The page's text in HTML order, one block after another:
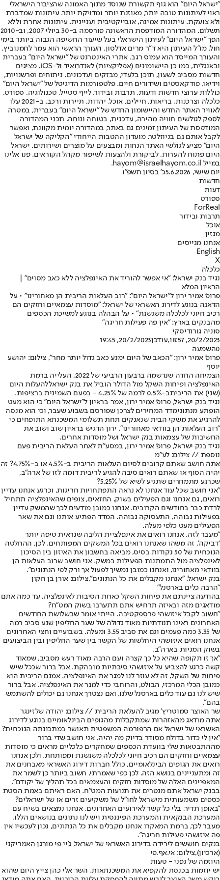
"ישראל היום" הוא גוף תקשורת שנוסד מתוך האמונה שהציבור הישראלי
ראוי לעיתונות טובה יותר, מאוזנת יותר ומדויקת יותר. עיתונות שמדברת
ולא צועקת. עיתונות אמינה, אובייקטיבית ועניינית. עיתונות אחרת וללא
תשלום. המהדורה המודפסת הראשונה פורסמה ב-30 ביולי 2007, וב-2010
הפך "ישראל היום" לעיתון הישראלי בעל שיעור החשיפה הגבוה ביותר בימי
חול. מו"ל העיתון היא ד"ר מרים אדלסון. העורך הראשי הוא עמר לחמנוביץ,
והעורך המייסד הוא עמוס רגב. אתרי האינטרנט של "ישראל היום" בעברית
ובאנגלית, כמו כן היישומונים (אפליקציות) לאנדרואיד ול-iOS, מציגים
חדשות מסביב לשעון, תוכן בלעדי, מבזקים ועדכונים, ניתוחים ופרשנויות,
וידיאו, פודקאסטים ושידורים חיים. פלטפורמות הדיגיטל של "ישראל היום"
כוללות ערוצי חדשות ודעות, תרבות ובידור, לייף סטייל, טכנולוגיה, ספורט,
כלכלה וצרכנות, בריאות, חיילים, אוכל, יהדות, תיירות ורכב. ב-2021 עלו
לאוויר האתר החדש והיישומון החדש של "ישראל היום" בעברית, במטרה
לספק לגולשים חוויה מהירה, עדכנית, בטוחה ונוחה. תכני המהדורה
המודפסת של העיתון זמינים גם באתר, במהדורה יומית מקוונת, ואפשר
לקבל אותם גם בניוזלטר. מועדון ההטבות הייחודי "הקליקה של ישראל
היום" מציע לגולשי האתר הנחות ומבצעים על מוצרים ושירותים. ישראל
היום פתוח להערות, לביקורת ולהצעות לשיפור מקהל הקוראים. פנו אלינו
במייל hayom@israelhayom.co.il.
יום שישי, 5.6.2026
כ' בסיון תשפ"ו
חדשות
דעות
ספורט
ForReal
תרבות ובידור
אוכל
מגזין
אנחנו מגייסים
English
X
כלכלה
נגיד בנק ישראל: "אי אפשר להוריד את האינפלציה ללא כאב מסוים" |
הראיון המלא
פרופ' אמיר ירון ל"ישראל היום": "רוב העלאות הריבית הן מאחורינו" • על
הדאגה בנוגע לדירוג האשראי של ישראל: "מוסדות עצמאיים וחזקים הם
רכיב חיוני לכלכלה משגשגת" • על הבהלה בנוגע למשיכת הכספים
מהבנקים בארץ: "אין פה פעילות חריגה"
סוניה גורודיסקי
20/2/2023, 18:57
,עודכן20/2/2023, 19:45
0השמעה
פרופ' אמיר ירון: "הכאב של היום ימנע כאב גדול יותר מחר", צילום: יהושע
יוסף
הצמיחה החדה שנרשמה ברבעון הרביעי של 2022, העלייה ברמת
האינפלציה ופיחות השקל מול הדולר הוביל את בנק ישראללהעלות היום
(שני) את הריביתב-0.5% לרמה של 4.25% - בפעם השמינית ברציפות.
נגיד בנק ישראל, פרופ' אמיר ירון, אמר בראיון ל"ישראל היום" כי הוא מעט
הופתע מנתונימדד המחירים לצרכן שפורסם בשבוע שעבר, וכי הוא מנסה
להרגיע את משקי הבית שנאנקים תחת תשלומי המשכנתא התופחים כי
"רוב העלאות הן בוודאי מאחורינו". ירון הדגיש בראיון שוב ושוב את
החשיבות של עצמאות בנק ישראל ושל מוסדות אחרים.
נגיד בנק ישראל, פרופ' אמיר ירון, במסע"ת לאחר העלאת הריבית פעם
נוספת // צילום: לע"מ
אתה חושב שאתם קרובים לסיום העלאות הריבית ב-4.5% או ב-4.75%? זה
יהיה הסוף או שאתם רואים סיבה להגיע לריבית דומה לזו של ארה"ב,
שכרגע מתמחרים שתגיע לשיא של 5.25%?
"אני חושב שכל עוד אנחנו לא נראה התפתחויות חריגות, וכרגע אנחנו עדיין
רואים, גם אנחנו וגם הפעילים בשוק, החזאים, צופים שהאינפלציה תתחיל
לרדת כבר בחודשים הקרובים. אנחנו כמובן מודעים לכך שהמשק עדיין
בפעילות גבוהה, התעסוקה גבוהה. המדד הפתיע אותנו וגם את שאר
הפעילים מעט כלפי מעלה.
"מעבר לזה, אנחנו רואים את אינפלציית הליבה שנראית טיפה יותר
'דביקה', זה משהו שאנחנו רואים בכל המשקים המפותחים. לכן, ההחלטה
הנוכחית של 50 נקודות בסיס, מביאה בחשבון את האיזון בין הסיכון
לאינפלציה מול התמתנות הפעילות במשק. אני חושב שרוב העלאות הן
בוודאי מאחורינו, ואנחנו כמובן נמשיך לפעול אך ורק לפי הנתונים".
בנק ישראל. "אנחנו מקבלים את כל הנתונים",צילום: אורן בן חקון
"הרבה כלים בארסנל"
בהודעה ציינתם את פיחות השקל כאחת הסיבות לאינפלציה, עד כמה אתם
מודאגים מזה ובאיזה תרחיש אתם תתערבו בשוק המט"ח?
"חשוב לקבל איזושהי פרספקטיבה. הייתי אומר שבשלושת החודשים
האחרונים ראינו תנודתיות מאוד גדולה של שער החליפין שנע סביב רמה
של 3.35 כמה פעמים וגם את סביב 3.55 ומעלה. בשבועיים וחצי האחרונים
אנחנו רואים איזושהי היחלשות של הקשר בין שער החליפין ובין הביצועים
בשוק המניות בארה"ב.
"אך זו תקופה שהיא כל כך קצרה ועם הרבה מאוד רעש מסביב, שמאוד
קשה כרגע להצביע על איזושהי סיבתיות מובהקת. אבל ברור שככל שיש
פיחות של השקל, זה לא עוזר לנו למגר את האינפלציה. אמנם הריבית הוא
כמובן הכלי המרכזי, הבולט, והרוחבי כדי למגר את האינפלציה, אבל ברור
שיש לנו גם עוד כלים בארסנל שלנו, ואם נצטרך אנחנו גם יכולים להשתמש
בהם".
שר האוצר סמוטריץ׳ מגיב להעלאת הריבית // צילום: יהודה שלזינגר
אתה מודאג מהאזהרות שמתקבלות מהגופים הבינלאומיים בנוגע לדירוג
האשראי של ישראל אם הרפורמה המשפטית תאושר במתכונתה הנוכחית?
"אין לי כדור בדולח מסודר בדיוק מה יהיה. אני חושב שדי ברור
מההתבטאות שלי בוועדת הכספים שמחקרים כלכליים מראים כי מוסדות
עצמאיים וחזקים הם רכיב חיוני לכלכלה משגשגת ומפותחת. ולכן אנחנו
רואים את הגופים הבינלאומיים, כולל חברות דירוג האשראי מאבחנים את
זה ומתעניינים בנושא הזה. לכן כפי שאמרתי, חשוב ביותר כן לשמר את
המאפיינים האלה של מוסדות חזקים והעצמאים בכל תהליך של יקודם".
בבנק ישראל אתם מנטרים את תנועות המט"ח. האם ראיתם באמת הסטת
כספים משמעותית מישראל לחו"ל של משקיעים זרים או של ישראלים?
"באופן תדיר, בלי כל קשר לאירועים האחרונים, אנחנו נמצאים בשיח עם
המערכת הבנקאית והמערכת הפיננסית ויש לנו נתונים בנושאים הללו.
מעבר לכך, ברמת המאקרו אנחנו מקבלים את כל הנתונים, נכון לעכשיו אין
פה איזושהי פעילות חריגה".
בנקים חוששים לירידה בדירוג האשראי של ישראל. ג'יי פי מורגן האמריקני
(ארכיון),צילום: אי.אף.פי
היוזמה של גפני - טעות
יש יוזמות בכנסת להקפיא את המשכנתאות. השר אלי כהן צייץ היום שהוא